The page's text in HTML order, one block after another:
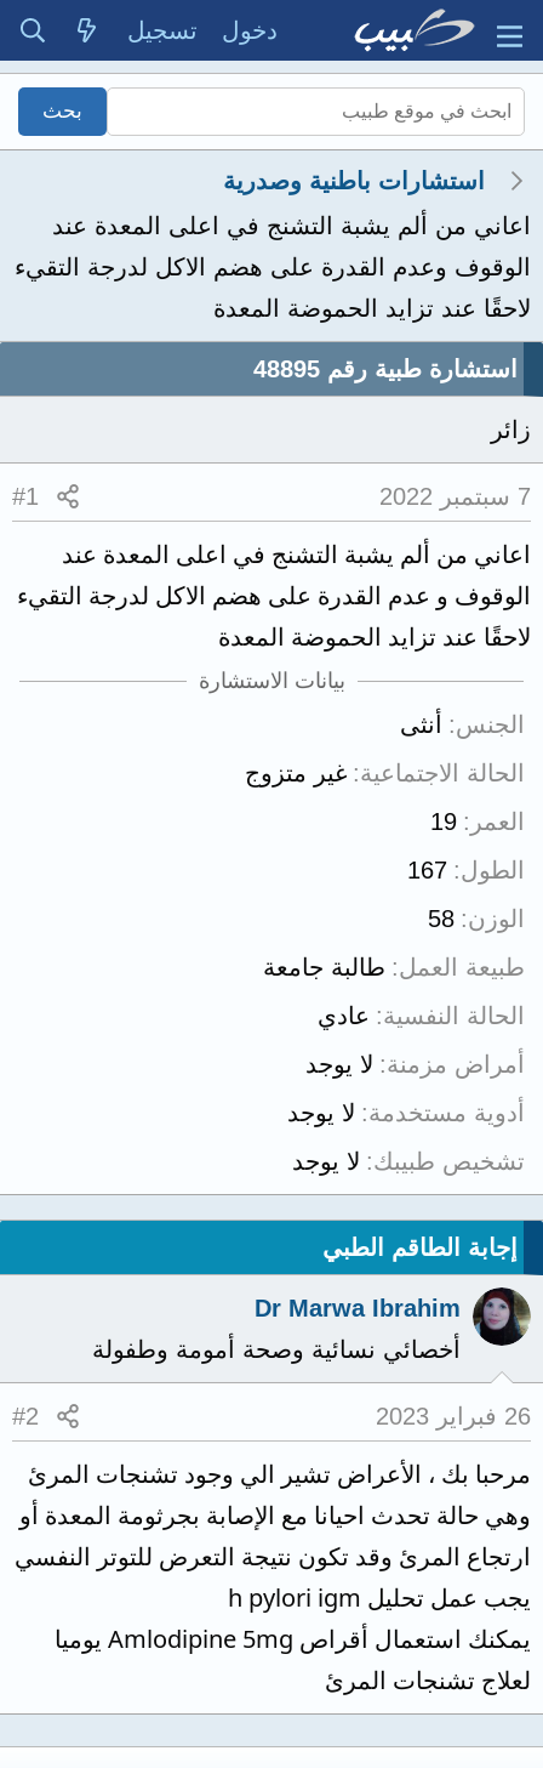
دخول تسجيل
استشارات باطنية وصدرية
اعاني من ألم يشبة التشنج في اعلى المعدة عند
الوقوف وعدم القدرة على هضم الاكل لدرجة التقيء
لاحقًا عند تزايد الحموضة المعدة
استشارة طبية رقم 48895
زائر
7 سبتمبر 2022 #1
اعاني من ألم يشبة التشنج في اعلى المعدة عند
الوقوف و عدم القدرة على هضم الاكل لدرجة التقيء
لاحقًا عند تزايد الحموضة المعدة
بيانات الاستشارة
الجنس
أنثى
الحالة الاجتماعية غير متزوج
العمر
19
الطول 167
الوزن 58
طبيعة العمل طالبة جامعة
الحالة النفسية
عادي
أمراض مزمنة لا يوجد
أدوية مستخدمة لا يوجد
تشخيص طبيبك لا يوجد
إجابة الطاقم الطبي
Dr Marwa Ibrahim
أخصائي نسائية وصحة أمومة وطفولة
26 فبراير 2023 #2
مرحبا بك ، الأعراض تشير الي وجود تشنجات المرئ
وهي حالة تحدث احيانا مع الإصابة بجرثومة المعدة أو
ارتجاع المرئ وقد تكون نتيجة التعرض للتوتر النفسي
يجب عمل تحليل h pylori igm
يمكنك استعمال أقراص Amlodipine 5mg يوميا
لعلاج تشنجات المرئ